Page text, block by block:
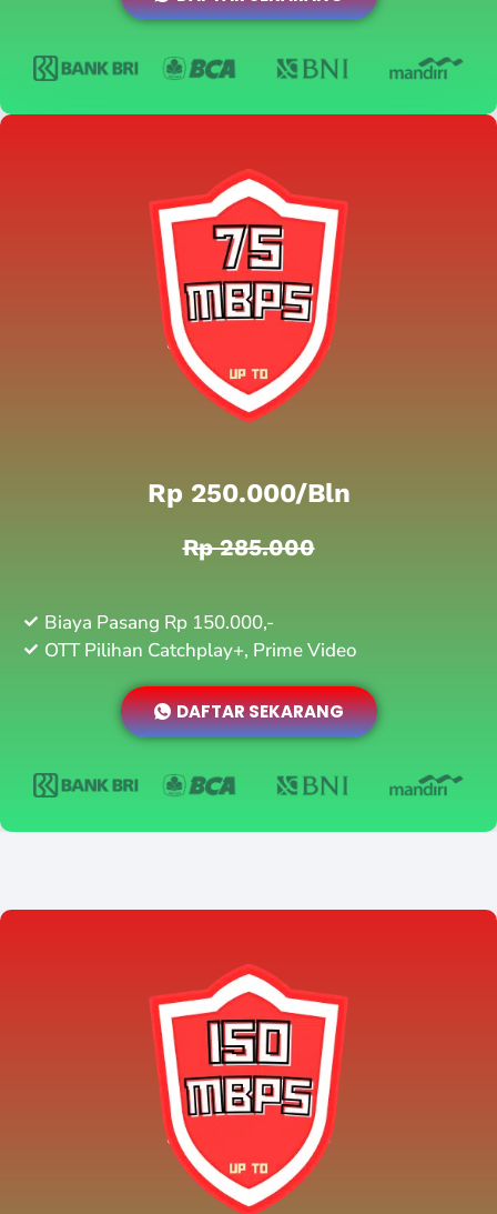
Rp 250.000/bln
Rp 285.000
Biaya Pasang Rp 150.000,-
OTT Pilihan Catchplay+, Prime Video
DAFTAR SEKARANG